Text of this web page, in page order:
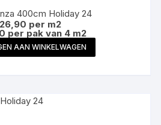
400cm Holiday 24
26,90 per m2
per pak van 4 m2
AAN WINKELWAGEN